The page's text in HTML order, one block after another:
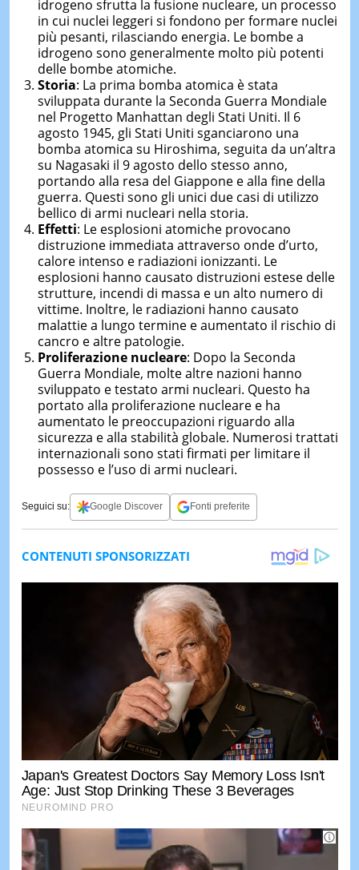
idrogeno sfrutta la fusione nucleare, un processo
in cui nuclei leggeri si fondono per formare nuclei
più pesanti, rilasciando energia. Le bombe a
idrogeno sono generalmente molto più potenti
delle bombe atomiche.
Storia: La prima bomba atomica è stata
sviluppata durante la Seconda Guerra Mondiale
nel Progetto Manhattan degli Stati Uniti. Il 6
agosto 1945, gli Stati Uniti sganciarono una
bomba atomica su Hiroshima, seguita da un’altra
su Nagasaki il 9 agosto dello stesso anno,
portando alla resa del Giappone e alla fine della
guerra. Questi sono gli unici due casi di utilizzo
bellico di armi nucleari nella storia.
Effetti: Le esplosioni atomiche provocano
distruzione immediata attraverso onde d’urto,
calore intenso e radiazioni ionizzanti. Le
esplosioni hanno causato distruzioni estese delle
strutture, incendi di massa e un alto numero di
vittime. Inoltre, le radiazioni hanno causato
malattie a lungo termine e aumentato il rischio di
cancro e altre patologie.
Proliferazione nucleare: Dopo la Seconda
Guerra Mondiale, molte altre nazioni hanno
sviluppato e testato armi nucleari. Questo ha
portato alla proliferazione nucleare e ha
aumentato le preoccupazioni riguardo alla
sicurezza e alla stabilità globale. Numerosi trattati
internazionali sono stati firmati per limitare il
possesso e l’uso di armi nucleari.
Seguici su: Google Discover Fonti preferite